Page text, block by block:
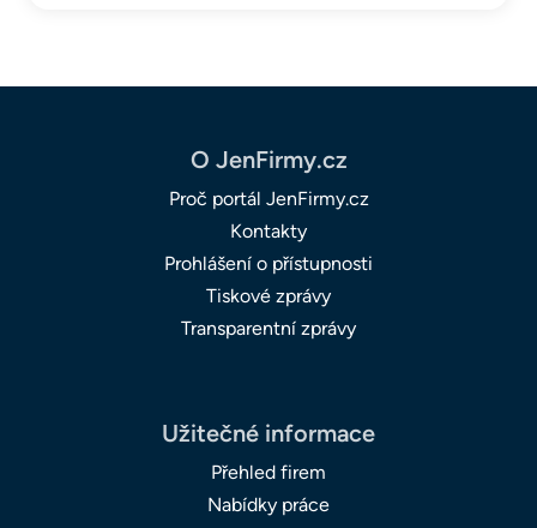
O JenFirmy.cz
Proč portál JenFirmy.cz
Kontakty
Prohlášení o přístupnosti
Tiskové zprávy
Transparentní zprávy
Užitečné informace
Přehled firem
Nabídky práce